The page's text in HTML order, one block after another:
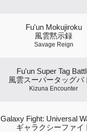
Fu'un Mokujiroku
風雲黙示録
Savage Reign
Fu'un Super Tag
風雲スーパータッグバ
Kizuna Encounter
Galaxy Fight: Universal
ギャラクシーファイ